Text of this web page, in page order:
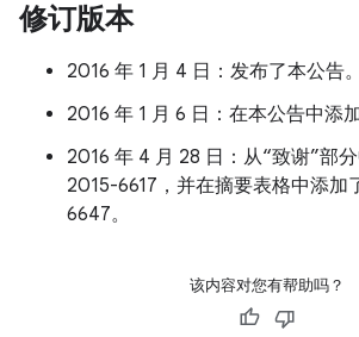
修订版本
2016 年 1 月 4 日：发布了本公告。
2016 年 1 月 6 日：在本公告中添
2016 年 4 月 28 日：从“致谢”部
2015-6617，并在摘要表格中添加
6647。
该内容对您有帮助吗？